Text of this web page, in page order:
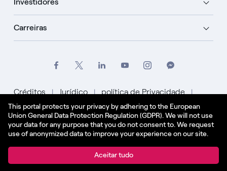
This portal protects your privacy by adhering to the European
Union General Data Protection Regulation (GDPR). We will not use
your data for any purpose that you do not consent to. We request
use of anonymized data to improve your experience on our site.
Aceitar tudo
Carreiras
Créditos Jurídico
política de Privacidade
Política de Cookies
Português
© Enel Spa Todos os direitos reservados Enel Spa